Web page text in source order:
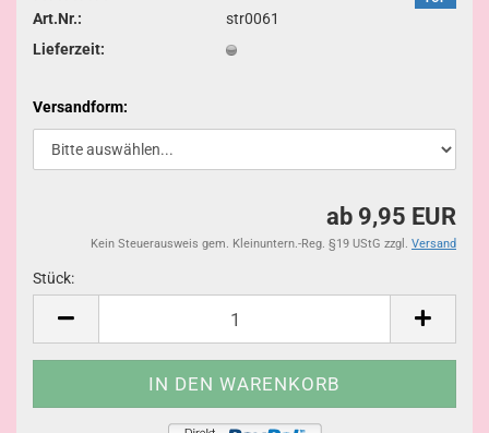
Art.Nr.:
str0061
Lieferzeit:
Versandform:
ab 9,95 EUR
Kein Steuerausweis gem. Kleinuntern.-Reg. §19 UStG zzgl. Versand
Stück: